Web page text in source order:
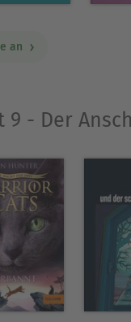
an
- Der